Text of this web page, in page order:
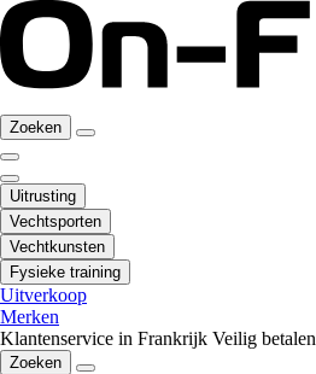
Zoeken
Uitrusting
Vechtsporten
Vechtkunsten
Fysieke training
Uitverkoop
Merken
Klantenservice in Frankrijk Veilig betalen
Zoeken